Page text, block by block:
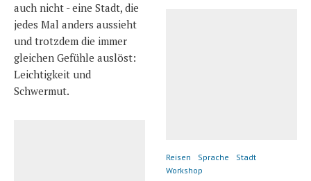
auch nicht - eine Stadt, die
jedes Mal anders aussieht
und trotzdem die immer
gleichen Gefühle auslöst:
Leichtigkeit und
Schwermut.
Reisen Sprache
Stadt
Workshop